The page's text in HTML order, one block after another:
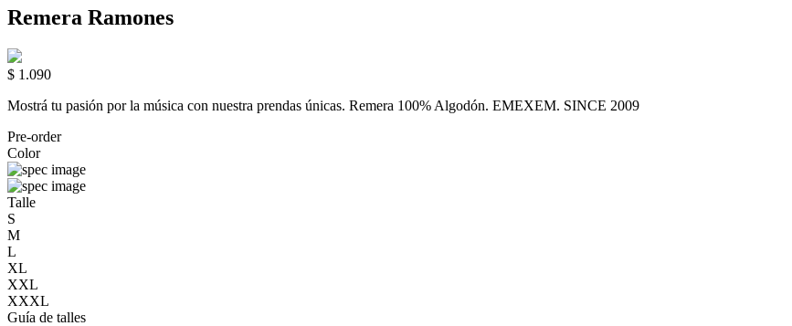
Remera Ramones
$ 1.090
Mostrá tu pasión por la música con nuestra prendas únicas. Remera 100% Algodón. EMEXEM. SINCE 2009
Pre-order
Color
Talle
S
M
L
XL
XXL
XXXL
Guía de talles